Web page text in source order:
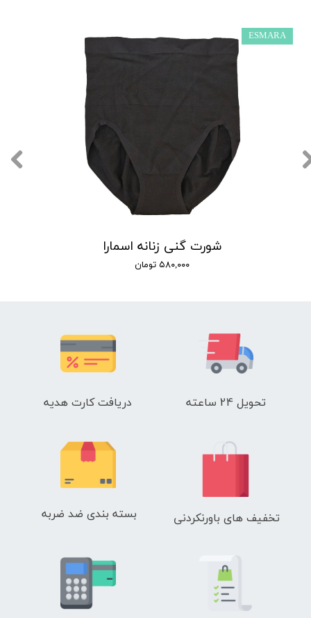
شورت گنی زنانه اسمارا
۵۸۰,۰۰۰ تومان
ESMARA
تحویل 24 ساعته دریافت کارت هدیه
تخفیف های باورنکردنی بسته بندی ضد ضربه